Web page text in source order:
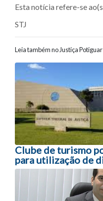
Esta notícia refere-se
STJ
Leia também no Justiça Potiguar
Navegação
Clube de turismo
para utilização de